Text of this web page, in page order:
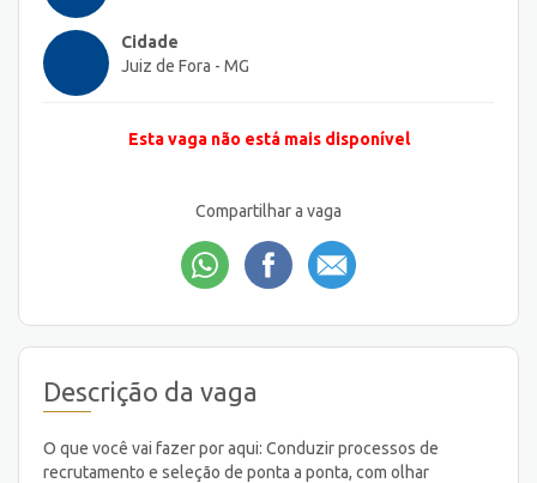
Cidade
Juiz de Fora - MG
Esta vaga não está mais disponível
Compartilhar a vaga
Descrição da vaga
O que você vai fazer por aqui: Conduzir processos de
recrutamento e seleção de ponta a ponta, com olhar